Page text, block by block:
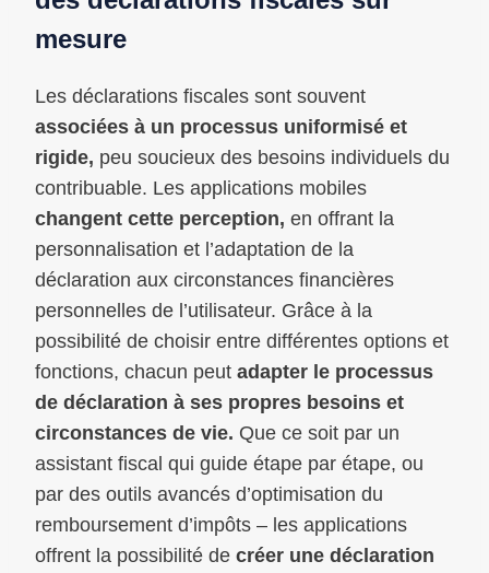
mesure
Les déclarations fiscales sont souvent
associées à un processus uniformisé et
rigide, peu soucieux des besoins individuels du
contribuable. Les applications mobiles
changent cette perception, en offrant la
personnalisation et l’adaptation de la
déclaration aux circonstances financières
personnelles de l’utilisateur. Grâce à la
possibilité de choisir entre différentes options et
fonctions, chacun peut adapter le processus
de déclaration à ses propres besoins et
circonstances de vie. Que ce soit par un
assistant fiscal qui guide étape par étape, ou
par des outils avancés d’optimisation du
remboursement d’impôts – les applications
offrent la possibilité de créer une déclaration